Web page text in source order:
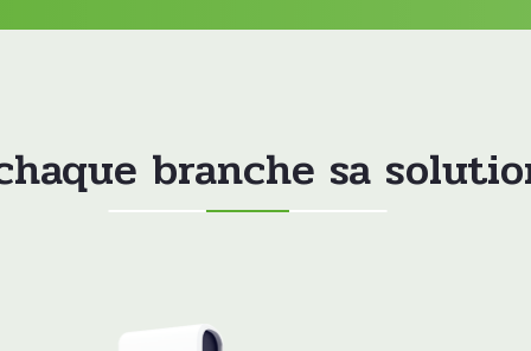
branche sa